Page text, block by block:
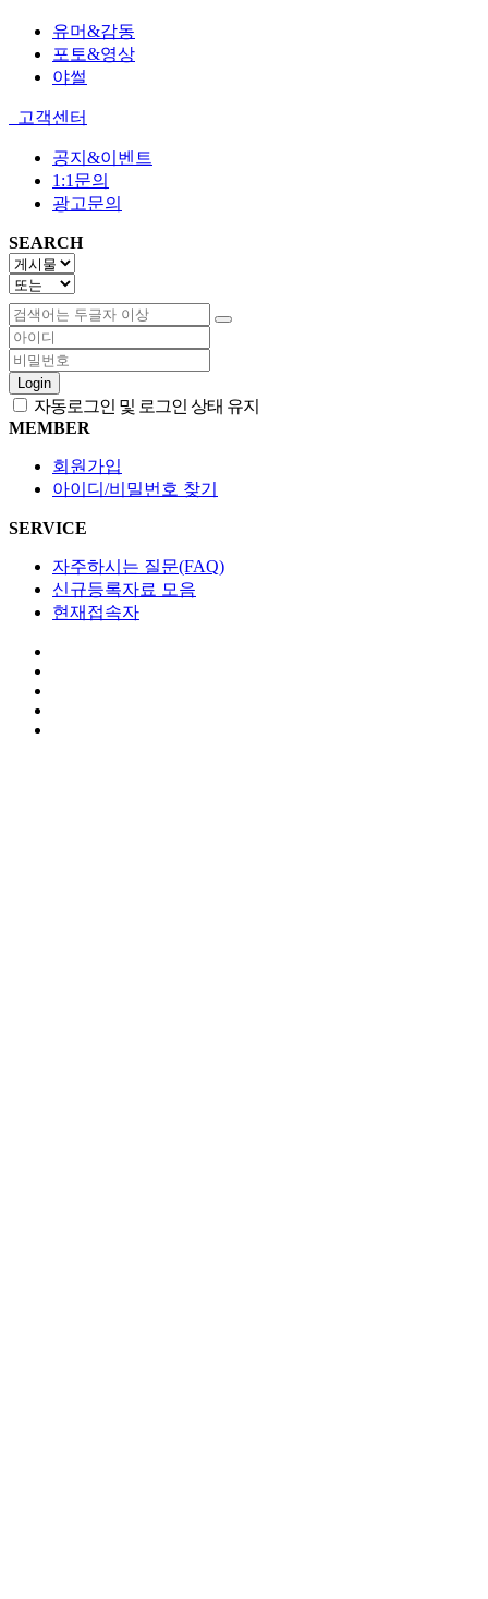
유머&감동
포토&영상
야썰
고객센터
공지&이벤트
1:1문의
광고문의
SEARCH
Login
자동로그인 및 로그인 상태 유지
MEMBER
회원가입
아이디/비밀번호 찾기
SERVICE
자주하시는 질문(FAQ)
신규등록자료 모음
현재접속자